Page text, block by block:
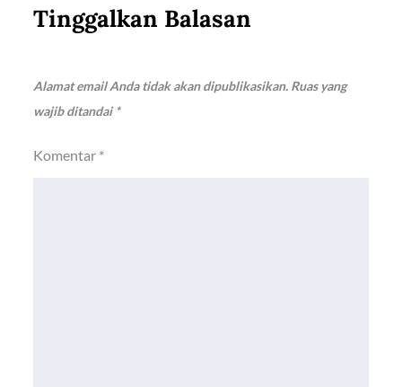
Tinggalkan Balasan
Alamat email Anda tidak akan dipublikasikan. Ruas yang
wajib ditandai*
Komentar *